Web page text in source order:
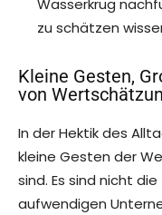
Wasserkrug
zu schätzen
Kleine Gesten,
von
In der Hektik des
kleine Gesten der
sind. Es sind nicht
aufwendigen